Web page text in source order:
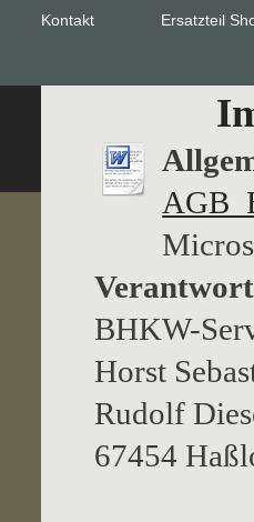
Kontakt Ersatzteil
BHKW-
Horst
Rudolf
67454